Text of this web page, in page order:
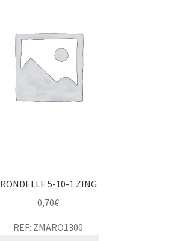
RONDELLE 5-10-1 ZING
0,70€
REF: ZMARO1300